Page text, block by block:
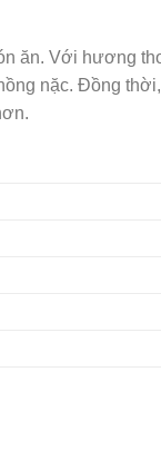
ăn. Với hương
nặc. Đồng thời,